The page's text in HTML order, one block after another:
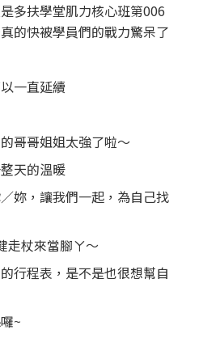
多扶學堂肌力核心班第006
的快被學員們的戰力驚呆了
一直延續
哥哥姐姐太強了啦～
天的溫暖
妳，讓我們一起，為自己找
走杖來當腳ㄚ～
行程表，是不是也很想幫自
~